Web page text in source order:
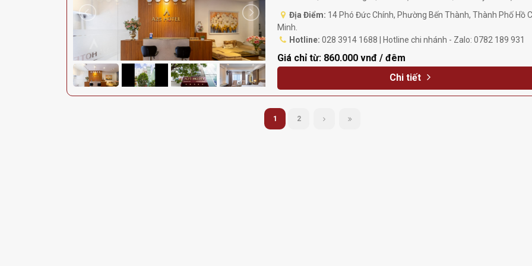
Địa Điểm: 14 Phó Đức Chính, Phường Bến Thành, Thành Phố Hồ
Minh.
Hotline: 028 3914 1688 | Hotline chi nhánh - Zalo: 0782 189 931
Giá chỉ từ: 860.000 vnđ / đêm
Chi tiết
1 2